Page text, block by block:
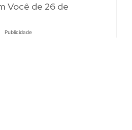
Você de 26 de
Publicidade